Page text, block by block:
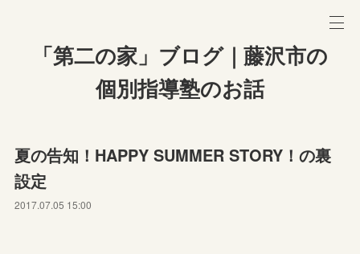
「第二の家」ブログ｜藤沢市の
個別指導塾のお話
夏の告知！HAPPY SUMMER STORY！の裏
設定
2017.07.05 15:00